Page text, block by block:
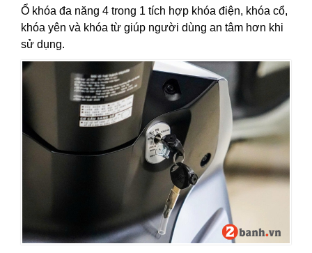
Ổ khóa đa năng 4 trong 1 tích hợp khóa điện, khóa cổ,
khóa yên và khóa từ giúp người dùng an tâm hơn khi
sử dụng.